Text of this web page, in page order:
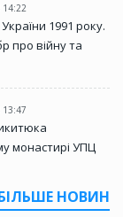
14:22
1991 року.
про війну та
13:47
монастирі УПЦ
НОВИН